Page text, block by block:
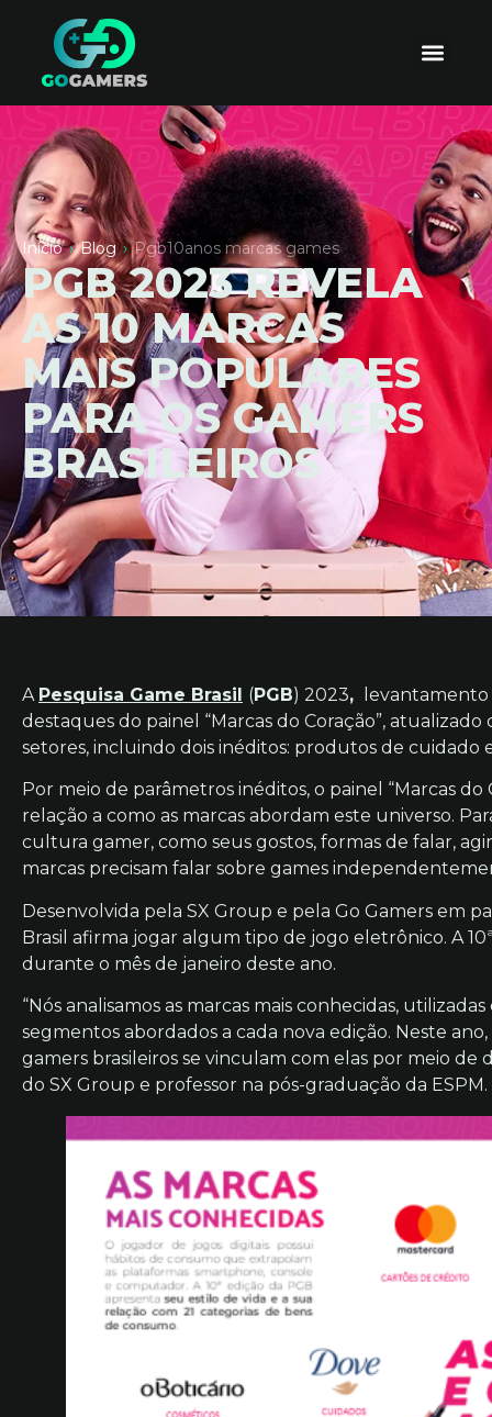
Início › Blog › Pgb10anos marcas games
PGB 2023 REVELA
AS 10 MARCAS
MAIS POPULARES
PARA OS GAMERS
BRASILEIROS
A Pesquisa Game Brasil (PGB) 2023,
destaques do painel “Marcas do Coração”,
setores, incluindo dois inéditos: produtos de cuidado
Por meio de parâmetros inéditos, o painel “Marcas do
relação a como as marcas abordam este universo.
cultura gamer, como seus gostos, formas de falar,
marcas precisam falar sobre games
Desenvolvida pela SX Group e pela Go Gamers em
Brasil afirma jogar algum tipo de jogo eletrônico. A
durante o mês de janeiro deste ano.
“Nós analisamos as marcas mais conhecidas,
segmentos abordados a cada nova edição. Neste
gamers brasileiros se vinculam com elas por meio
do SX Group e professor na pós-graduação da ESPM.